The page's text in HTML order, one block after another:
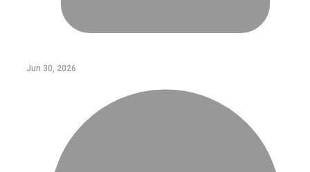
Jun 30, 2026